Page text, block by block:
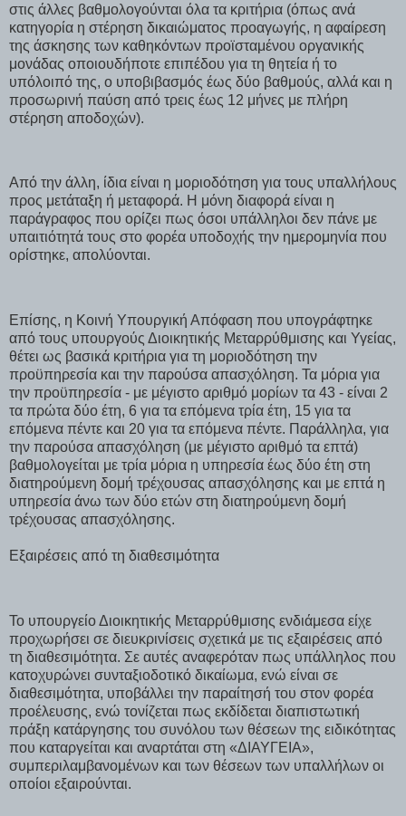
στις άλλες βαθμολογούνται όλα τα κριτήρια (όπως ανά
κατηγορία η στέρηση δικαιώματος προαγωγής, η αφαίρεση
της άσκησης των καθηκόντων προϊσταμένου οργανικής
μονάδας οποιουδήποτε επιπέδου για τη θητεία ή το
υπόλοιπό της, ο υποβιβασμός έως δύο βαθμούς, αλλά και η
προσωρινή παύση από τρεις έως 12 μήνες με πλήρη
στέρηση αποδοχών).
Από την άλλη, ίδια είναι η μοριοδότηση για τους υπαλλήλους
προς μετάταξη ή μεταφορά. Η μόνη διαφορά είναι η
παράγραφος που ορίζει πως όσοι υπάλληλοι δεν πάνε με
υπαιτιότητά τους στο φορέα υποδοχής την ημερομηνία που
ορίστηκε, απολύονται.
Επίσης, η Κοινή Υπουργική Απόφαση που υπογράφτηκε
από τους υπουργούς Διοικητικής Μεταρρύθμισης και Υγείας,
θέτει ως βασικά κριτήρια για τη μοριοδότηση την
προϋπηρεσία και την παρούσα απασχόληση. Τα μόρια για
την προϋπηρεσία - με μέγιστο αριθμό μορίων τα 43 - είναι 2
τα πρώτα δύο έτη, 6 για τα επόμενα τρία έτη, 15 για τα
επόμενα πέντε και 20 για τα επόμενα πέντε. Παράλληλα, για
την παρούσα απασχόληση (με μέγιστο αριθμό τα επτά)
βαθμολογείται με τρία μόρια η υπηρεσία έως δύο έτη στη
διατηρούμενη δομή τρέχουσας απασχόλησης και με επτά η
υπηρεσία άνω των δύο ετών στη διατηρούμενη δομή
τρέχουσας απασχόλησης.
Εξαιρέσεις από τη διαθεσιμότητα
Το υπουργείο Διοικητικής Μεταρρύθμισης ενδιάμεσα είχε
προχωρήσει σε διευκρινίσεις σχετικά με τις εξαιρέσεις από
τη διαθεσιμότητα. Σε αυτές αναφερόταν πως υπάλληλος που
κατοχυρώνει συνταξιοδοτικό δικαίωμα, ενώ είναι σε
διαθεσιμότητα, υποβάλλει την παραίτησή του στον φορέα
προέλευσης, ενώ τονίζεται πως εκδίδεται διαπιστωτική
πράξη κατάργησης του συνόλου των θέσεων της ειδικότητας
που καταργείται και αναρτάται στη «ΔΙΑΥΓΕΙΑ»,
συμπεριλαμβανομένων και των θέσεων των υπαλλήλων οι
οποίοι εξαιρούνται.